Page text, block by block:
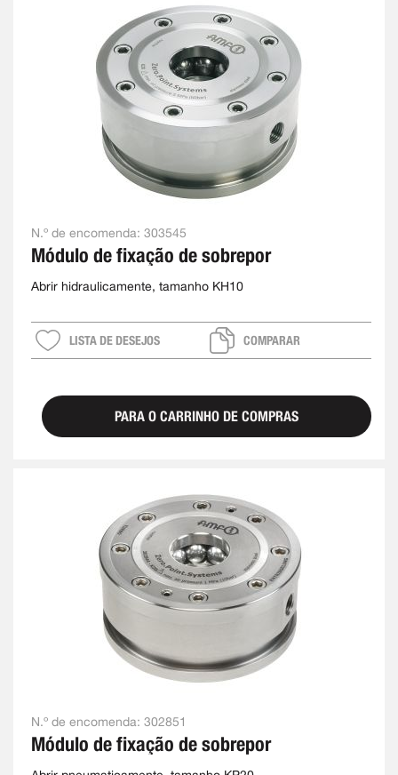
N.º de encomenda: 303545
Módulo de fixação de sobrepor
Abrir hidraulicamente, tamanho KH10
LISTA DE DESEJOS COMPARAR
PARA O CARRINHO DE COMPRAS
N.º de encomenda: 302851
Módulo de fixação de sobrepor